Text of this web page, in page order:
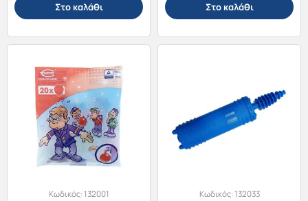
Στο καλάθι Στο καλάθι
Κωδικός:132001
Κωδικός:132033